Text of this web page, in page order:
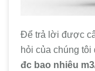
Để trả lời được
hỏi của chúng tôi
đc bao nhiêu